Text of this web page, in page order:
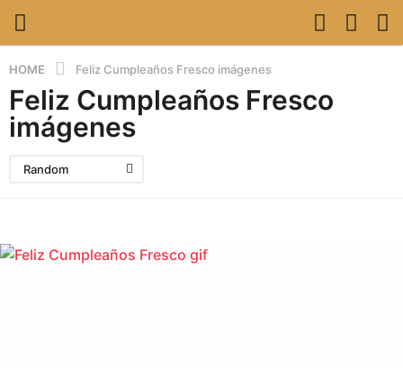
HOME Feliz Cumpleaños Fresco imágenes
Feliz Cumpleaños Fresco
imágenes
Random